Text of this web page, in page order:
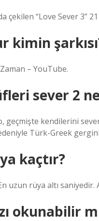
çekilen “Love Sever 3”
kimin
– YouTube.
sever 2
geçmişte kendilerini
Türk-Greek
kaçtır?
uzun rüya altı saniyedir.
okunabilir